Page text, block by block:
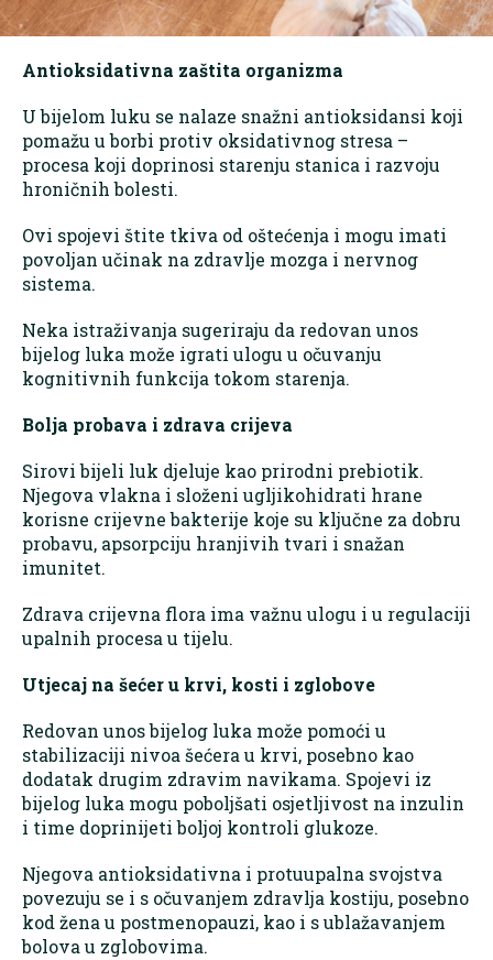
Antioksidativna zaštita organizma
U bijelom luku se nalaze snažni antioksidansi koji
pomažu u borbi protiv oksidativnog stresa –
procesa koji doprinosi starenju stanica i razvoju
hroničnih bolesti.
Ovi spojevi štite tkiva od oštećenja i mogu imati
povoljan učinak na zdravlje mozga i nervnog
sistema.
Neka istraživanja sugeriraju da redovan unos
bijelog luka može igrati ulogu u očuvanju
kognitivnih funkcija tokom starenja.
Bolja probava i zdrava crijeva
Sirovi bijeli luk djeluje kao prirodni prebiotik.
Njegova vlakna i složeni ugljikohidrati hrane
korisne crijevne bakterije koje su ključne za dobru
probavu, apsorpciju hranjivih tvari i snažan
imunitet.
Zdrava crijevna flora ima važnu ulogu i u regulaciji
upalnih procesa u tijelu.
Utjecaj na šećer u krvi, kosti i zglobove
Redovan unos bijelog luka može pomoći u
stabilizaciji nivoa šećera u krvi, posebno kao
dodatak drugim zdravim navikama. Spojevi iz
bijelog luka mogu poboljšati osjetljivost na inzulin
i time doprinijeti boljoj kontroli glukoze.
Njegova antioksidativna i protuupalna svojstva
povezuju se i s očuvanjem zdravlja kostiju, posebno
kod žena u postmenopauzi, kao i s ublažavanjem
bolova u zglobovima.